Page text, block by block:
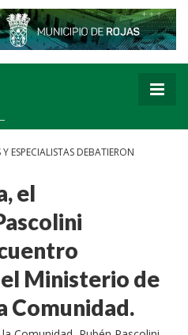
ESPECIALISTAS DEBATIERON
el
Ministerio de
Comunidad.